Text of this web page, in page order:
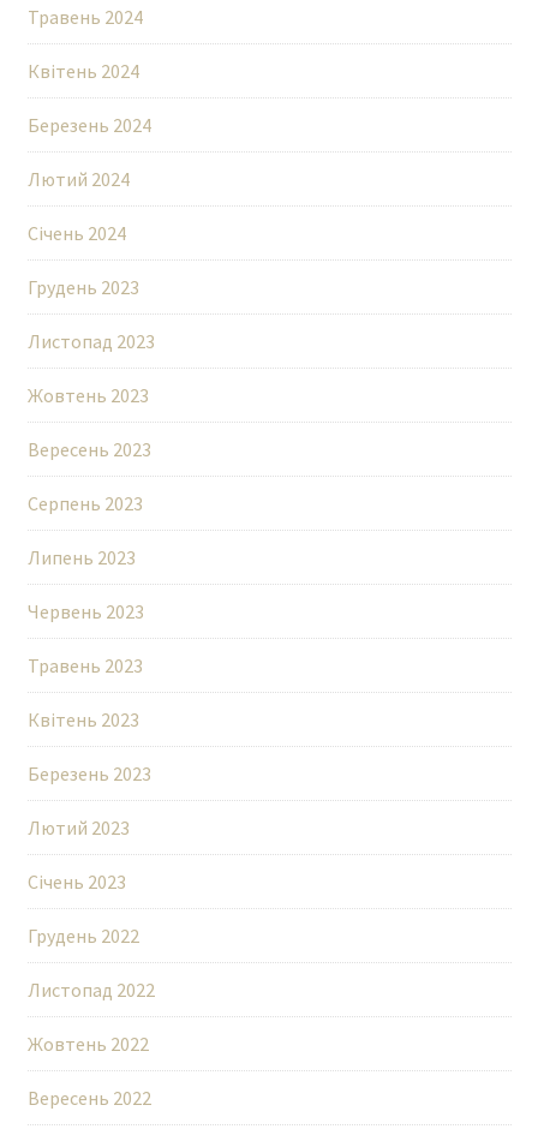
Травень 2024
Квітень 2024
Березень 2024
Лютий 2024
Січень 2024
Грудень 2023
Листопад 2023
Жовтень 2023
Вересень 2023
Серпень 2023
Липень 2023
Червень 2023
Травень 2023
Квітень 2023
Березень 2023
Лютий 2023
Січень 2023
Грудень 2022
Листопад 2022
Жовтень 2022
Вересень 2022